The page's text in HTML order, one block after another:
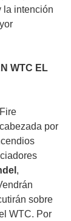
la intención
WTC EL
por
,
sobre
WTC. Por